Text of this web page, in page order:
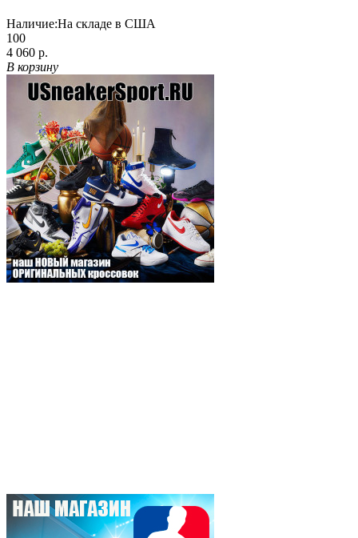
Наличие:На складе в США
100
4 060 р.
В корзину